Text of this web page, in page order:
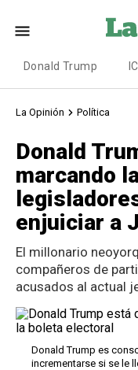
Donald Trump
La Opinión Política
Donald
marcando
enjuiciar a
El millonario
compañeros de
acusados al actual
Donald Trump es
incrementarse si se le